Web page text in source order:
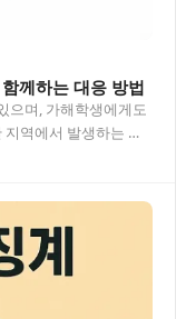
께하는 대응 방법
으며, 가해학생에게도
역에서 발생하는 학